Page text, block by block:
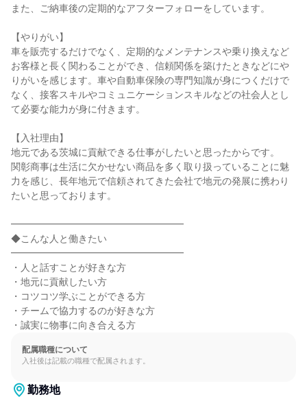
また、ご納車後の定期的なアフターフォローをしています。
【やりがい】
車を販売するだけでなく、定期的なメンテナンスや乗り換えなど
お客様と長く関わることができ、信頼関係を築けたときなどにや
りがいを感じます。車や自動車保険の専門知識が身につくだけで
なく、接客スキルやコミュニケーションスキルなどの社会人とし
て必要な能力が身に付きます。
【入社理由】
地元である茨城に貢献できる仕事がしたいと思ったからです。
関彰商事は生活に欠かせない商品を多く取り扱っていることに魅
力を感じ、長年地元で信頼されてきた会社で地元の発展に携わり
たいと思っております。
━━━━━━━━━━━━━━━━━━
◆こんな人と働きたい
━━━━━━━━━━━━━━━━━━
・人と話すことが好きな方
・地元に貢献したい方
・コツコツ学ぶことができる方
・チームで協力するのが好きな方
・誠実に物事に向き合える方
配属職種について
入社後は記載の職種で配属されます。
勤務地